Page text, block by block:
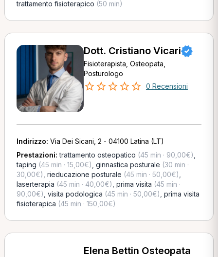
trattamento fisioterapico (50 min)
Dott. Cristiano Vicari
Fisioterapista, Osteopata,
Posturologo
0 Recensioni
Indirizzo: Via Dei Sicani, 2 - 04100 Latina (LT)
Prestazioni:trattamento osteopatico (45 min · 90,00€)
taping (45 min · 15,00€) ginnastica posturale (30 min ·
30,00€) rieducazione posturale (45 min · 50,00€)
laserterapia (45 min · 40,00€) prima visita (45 min ·
90,00€) visita podologica (45 min · 50,00€) prima visita
fisioterapica (45 min · 150,00€)
Elena Bettin Osteopata